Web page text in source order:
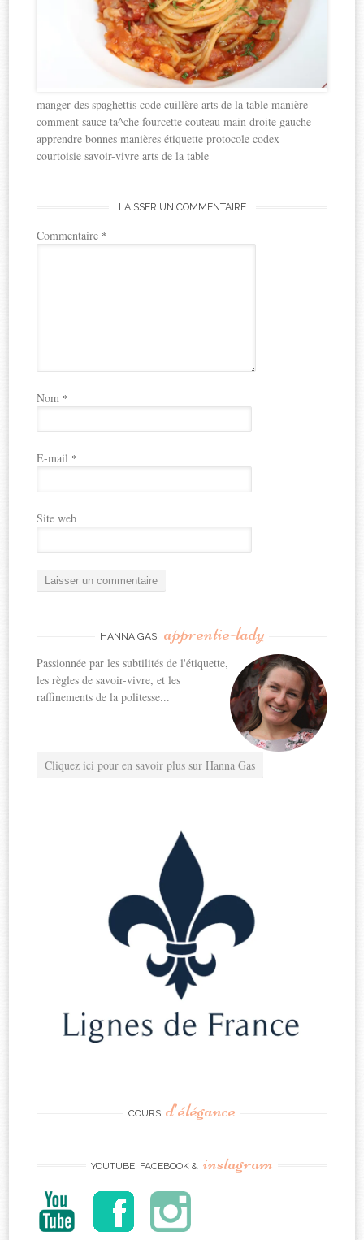
manger des spaghettis code cuillère arts de la table manière
comment sauce ta^che fourcette couteau main droite gauche
apprendre bonnes manières étiquette protocole codex
courtoisie savoir-vivre arts de la table
LAISSER UN COMMENTAIRE
Commentaire *
Nom *
E-mail *
Site web
HANNA GAS, apprentie-lady
Passionnée par les subtilités de l'étiquette,
les règles de savoir-vivre, et les
raffinements de la politesse...
Cliquez ici pour en savoir plus sur Hanna Gas
COURS d’élégance
YOUTUBE, FACEBOOK & instagram